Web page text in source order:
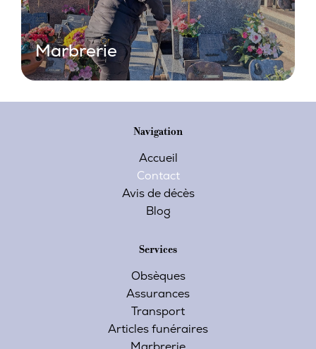
Marbrerie
Navigation
Accueil
Contact
Avis de décès
Blog
Services
Obsèques
Assurances
Transport
Articles funéraires